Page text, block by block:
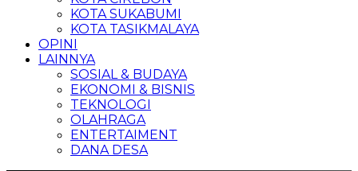
KOTA SUKABUMI
KOTA TASIKMALAYA
OPINI
LAINNYA
SOSIAL & BUDAYA
EKONOMI & BISNIS
TEKNOLOGI
OLAHRAGA
ENTERTAIMENT
DANA DESA